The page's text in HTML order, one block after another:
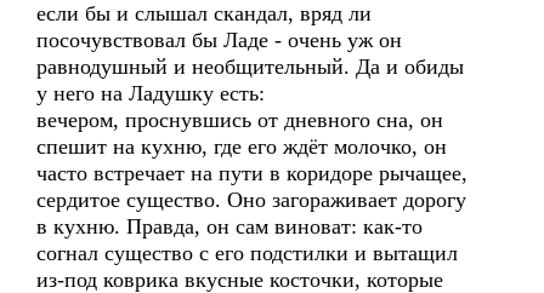
если бы и слышал скандал, вряд ли
посочувствовал бы Ладе - очень уж он
равнодушный и необщительный. Да и обиды
у него на Ладушку есть:
вечером, проснувшись от дневного сна, он
спешит на кухню, где его ждёт молочко, он
часто встречает на пути в коридоре рычащее,
сердитое существо. Оно загораживает дорогу
в кухню. Правда, он сам виноват: как-то
согнал существо с его подстилки и вытащил
из-под коврика вкусные косточки, которые